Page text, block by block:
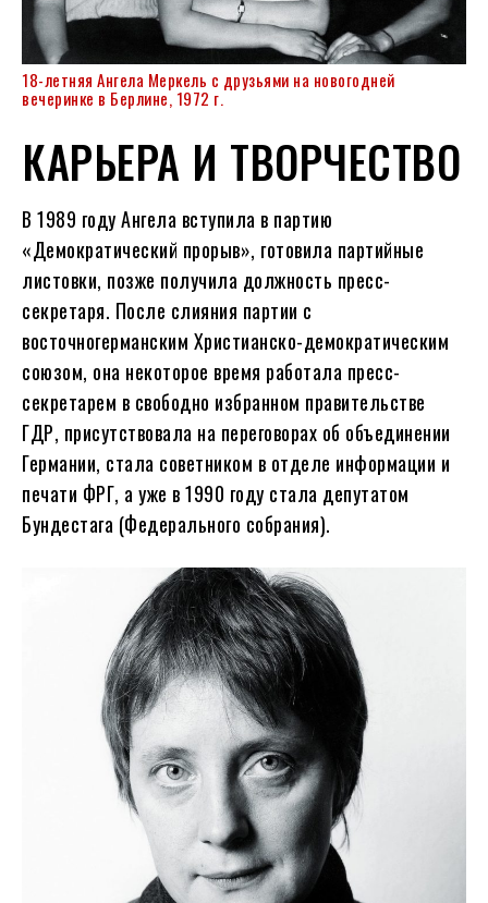
18-летняя Ангела Меркель с друзьями на новогодней
вечеринке в Берлине, 1972 г.
КАРЬЕРА И ТВОРЧЕСТВО
В 1989 году Ангела вступила в партию
«Демократический прорыв», готовила партийные
листовки, позже получила должность пресс-
секретаря. После слияния партии с
восточногерманским Христианско-демократическим
союзом, она некоторое время работала пресс-
секретарем в свободно избранном правительстве
ГДР, присутствовала на переговорах об объединении
Германии, стала советником в отделе информации и
печати ФРГ, а уже в 1990 году стала депутатом
Бундестага (Федерального собрания).